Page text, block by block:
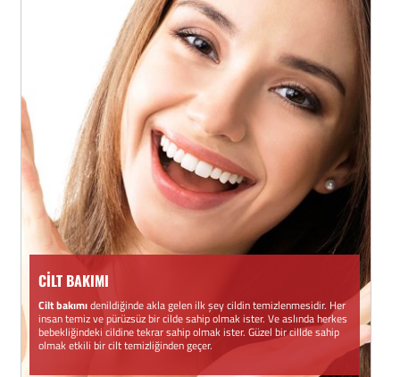
CİLT BAKIMI
Cilt bakımıdenildiğinde akla gelen ilk şey cildin temizlenmesidir. Her
insan temiz ve pürüzsüz bir cilde sahip olmak ister. Ve aslında herkes
bebekliğindeki cildine tekrar sahip olmak ister. Güzel bir cillde sahip
olmak etkili bir cilt temizliğinden geçer.